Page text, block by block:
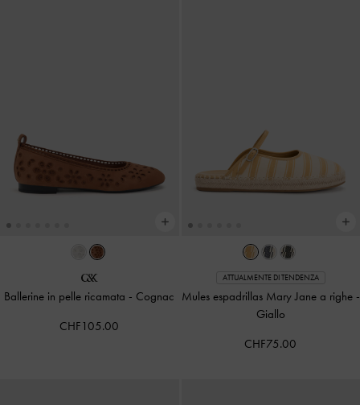
Ballerine in pelle ricamata - Cognac
CHF105.00
ATTUALMENTE DI TENDENZA
Mules espadrillas Mary Jane a righe -
Giallo
CHF75.00